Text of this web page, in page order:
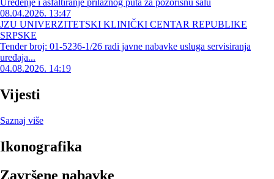
Uređenje i asfaltiranje prilaznog puta za pozorišnu salu
08.04.2026. 13:47
JZU UNIVERZITETSKI KLINIČKI CENTAR REPUBLIKE
SRPSKE
Tender broj: 01-5236-1/26 radi javne nabavke usluga servisiranja
uređaja...
04.08.2026. 14:19
Vijesti
Saznaj više
Ikonografika
Završene nabavke